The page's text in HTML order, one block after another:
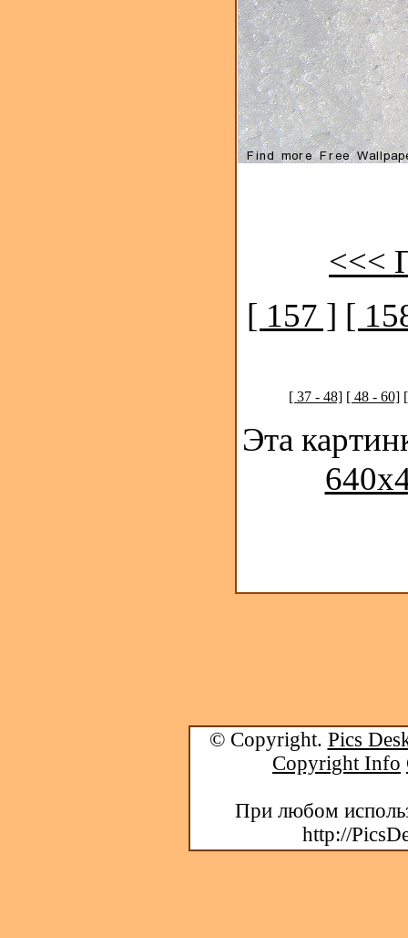
<<<
[ 157 ] [
[ 37 - 48] [ 48 - 60]
Эта
© Copyright. Pics
Copyright Info
При любом
http://